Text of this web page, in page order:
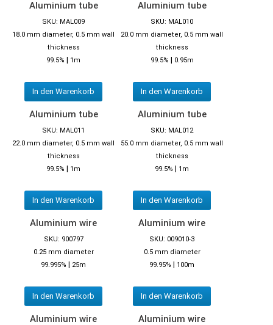
Aluminium tube
SKU: MAL009
18.0 mm diameter, 0.5 mm wall
thickness
99.5% | 1m
In den Warenkorb
Aluminium tube
SKU: MAL010
20.0 mm diameter, 0.5 mm wall
thickness
99.5% | 0.95m
In den Warenkorb
Aluminium tube
SKU: MAL011
22.0 mm diameter, 0.5 mm wall
thickness
99.5% | 1m
In den Warenkorb
Aluminium tube
SKU: MAL012
55.0 mm diameter, 0.5 mm wall
thickness
99.5% | 1m
In den Warenkorb
Aluminium wire
SKU: 900797
0.25 mm diameter
99.995% | 25m
In den Warenkorb
Aluminium wire
SKU: 009010-3
0.5 mm diameter
99.95% | 100m
In den Warenkorb
Aluminium wire Aluminium wire